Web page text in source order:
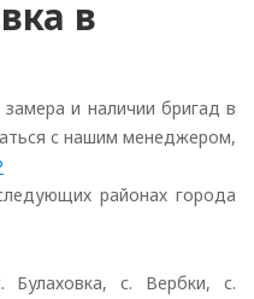
в
и наличии бригад в
с нашим менеджером,
районах города
Булаховка, с. Вербки, с.